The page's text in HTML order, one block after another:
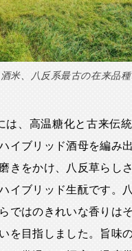
米、八反系最古の在来品種
は、高温糖化と古来伝
イブリッド酒母を編み
きをかけ、八反草らし
イブリッド生酛です。
ではのきれいな香りは
を目指しました。旨味